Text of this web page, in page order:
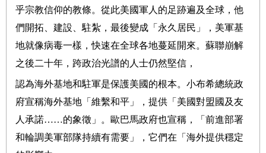
乎宗教信仰的教條。從此美國軍人的足跡遍及全球，他
們開拓、建設、駐紮，最後變成「永久居民」，美軍基
地就像病毒一樣，快速在全球各地蔓延開來。蘇聯崩解
之後二十年，跨政治光譜的人士仍然堅信，
認為海外基地和駐軍是保護美國的根本。小布希總統政
府宣稱海外基地「維繫和平」，提供「美國對盟國及友
人承諾……的象徵」。歐巴馬政府也宣稱，「前進部署
和輪調美軍部隊持續有需要」，它們在「海外提供穩定